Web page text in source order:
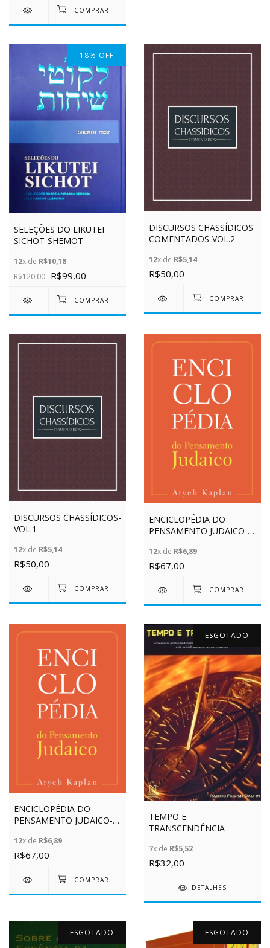
18% OFF
SELEÇÕES DO LIKUTEI
SICHOT-SHEMOT
12x de R$10,18
R$120,00 R$99,00
DISCURSOS CHASSÍDICOS
COMENTADOS-VOL.2
12x de R$5,14
R$50,00
DISCURSOS CHASSÍDICOS-
VOL.1
12x de R$5,14
R$50,00
ENCICLOPÉDIA DO
PENSAMENTO JUDAICO-
12x de R$6,89
R$67,00
ENCICLOPÉDIA DO
PENSAMENTO JUDAICO-
12x de R$6,89
R$67,00
ESGOTADO
TEMPO E
TRANSCENDÊNCIA
7x de R$5,52
R$32,00
DETALHES
ESGOTADO ESGOTADO